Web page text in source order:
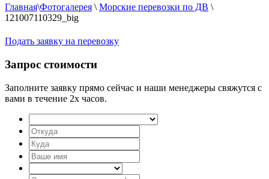
Главная\Фотогалерея \ Морские перевозки по ДВ \
121007110329_big
Подать заявку на перевозку
Запрос стоимости
Заполните заявку прямо сейчас и наши менеджеры свяжутся с
вами в течение 2х часов.